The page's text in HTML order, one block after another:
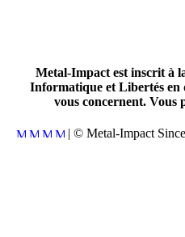
Metal-Impact est inscrit à
Informatique et Libertés en
vous concernent. Vous
| © Metal-Impact